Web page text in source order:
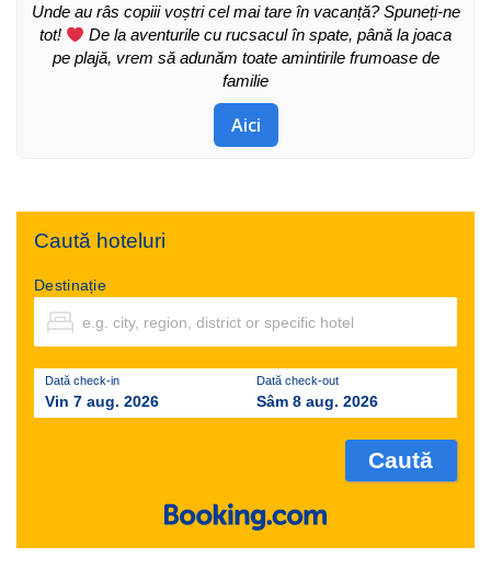
Unde au râs copiii voștri cel mai tare în vacanță? Spuneți-ne
tot!
De la aventurile cu rucsacul în spate, până la joaca
pe plajă, vrem să adunăm toate amintirile frumoase de
familie
Aici
Caută hoteluri
Destinație
Dată check-in
Vin 7 aug. 2026
Dată check-out
Sâm 8 aug. 2026